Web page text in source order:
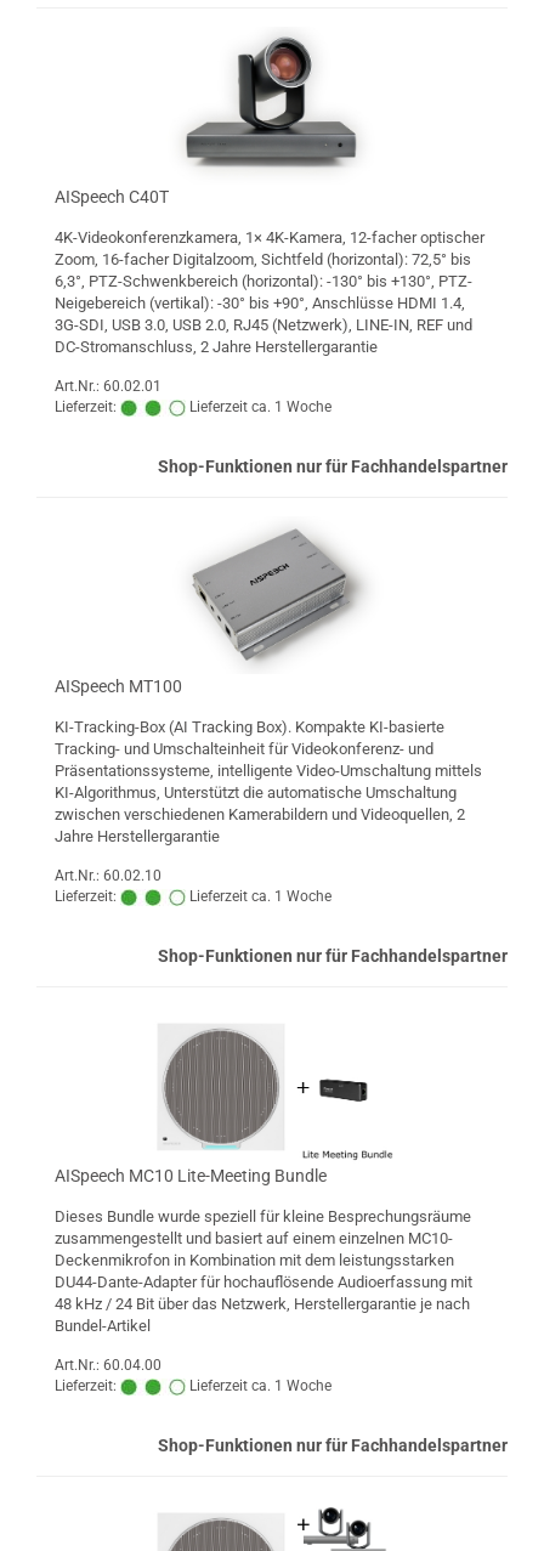
AISpeech C40T
4K-Videokonferenzkamera, 1× 4K-Kamera, 12-facher optischer
Zoom, 16-facher Digitalzoom, Sichtfeld (horizontal): 72,5° bis
6,3°, PTZ-Schwenkbereich (horizontal): -130° bis +130°, PTZ-
Neigebereich (vertikal): -30° bis +90°, Anschlüsse HDMI 1.4,
3G-SDI, USB 3.0, USB 2.0, RJ45 (Netzwerk), LINE-IN, REF und
DC-Stromanschluss, 2 Jahre Herstellergarantie
Art.Nr.: 60.02.01
Lieferzeit:
Lieferzeit ca. 1 Woche
Shop-Funktionen nur für Fachhandelspartner
AISpeech MT100
KI-Tracking-Box (AI Tracking Box). Kompakte KI-basierte
Tracking- und Umschalteinheit für Videokonferenz- und
Präsentationssysteme, intelligente Video-Umschaltung mittels
KI-Algorithmus, Unterstützt die automatische Umschaltung
zwischen verschiedenen Kamerabildern und Videoquellen, 2
Jahre Herstellergarantie
Art.Nr.: 60.02.10
Lieferzeit:
Lieferzeit ca. 1 Woche
Shop-Funktionen nur für Fachhandelspartner
AISpeech MC10 Lite-Meeting Bundle
Dieses Bundle wurde speziell für kleine Besprechungsräume
zusammengestellt und basiert auf einem einzelnen MC10-
Deckenmikrofon in Kombination mit dem leistungsstarken
DU44-Dante-Adapter für hochauflösende Audioerfassung mit
48 kHz / 24 Bit über das Netzwerk, Herstellergarantie je nach
Bundel-Artikel
Art.Nr.: 60.04.00
Lieferzeit:
Lieferzeit ca. 1 Woche
Shop-Funktionen nur für Fachhandelspartner